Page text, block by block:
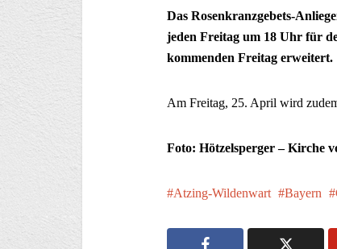
Das Rosenkranzgebets-
jeden Freitag um 18 Uhr für
kommenden Freitag erweitert.
Am Freitag, 25. April wird
Foto: Hötzelsperger – Kirche
Atzing-Wildenwart Bayern